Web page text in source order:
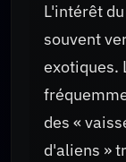
L'intérêt
souvent
exotiques.
des «
d'aliens »